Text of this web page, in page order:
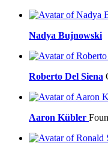
Nadya Bujnowski
Roberto Del Siena
Aaron Kübler